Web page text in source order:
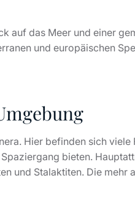
auf das Meer und einer
und europäischen
Hier befinden sich
bieten.
und Stalaktiten. Die